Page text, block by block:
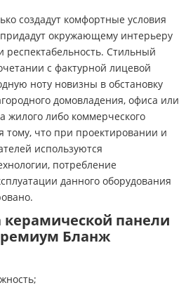
создадут комфортные условия
окружающему интерьеру
Стильный
с фактурной лицевой
ноту новизны в обстановку
домовладения, офиса или
жилого либо коммерческого
тому, что при проектировании и
используются
потребление
данного оборудования
панели
Бланж